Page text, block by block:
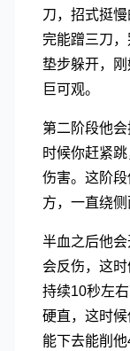
刀，招式挺
完能蹭三刀
垫步躲开，
巨可观。
第二阶段他
时候你赶紧
伤害。这阶
方，一直绕侧
半血之后他
会反伤，这
持续10秒左
硬直，这时
能下去能削